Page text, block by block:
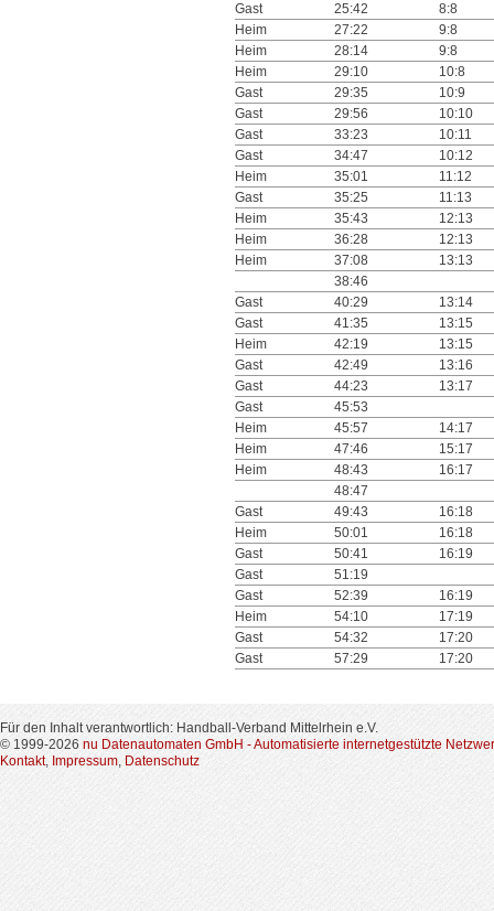
Gast
25:42
8:8
Heim
27:22
9:8
Heim
28:14
9:8
Heim
29:10
10:8
Gast
29:35
10:9
Gast
29:56
10:10
Gast
33:23
10:11
Gast
34:47
10:12
Heim
35:01
11:12
Gast
35:25
11:13
Heim
35:43
12:13
Heim
36:28
12:13
Heim
37:08
13:13
38:46
Gast
40:29
13:14
Gast
41:35
13:15
Heim
42:19
13:15
Gast
42:49
13:16
Gast
44:23
13:17
Gast
45:53
Heim
45:57
14:17
Heim
47:46
15:17
Heim
48:43
16:17
48:47
Gast
49:43
16:18
Heim
50:01
16:18
Gast
50:41
16:19
Gast
51:19
Gast
52:39
16:19
Heim
54:10
17:19
Gast
54:32
17:20
Gast
57:29 17:20
Für den Inhalt verantwortlich: Handball-Verband Mittelrhein e.V.
© 1999-2026 nu Datenautomaten GmbH - Automatisierte internetgestützte
Kontakt, Impressum, Datenschutz